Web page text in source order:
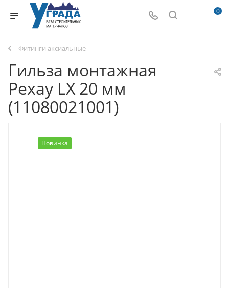
0
Фитинги аксиальные
Гильза монтажная
Рехау LX 20 мм
(11080021001)
Новинка